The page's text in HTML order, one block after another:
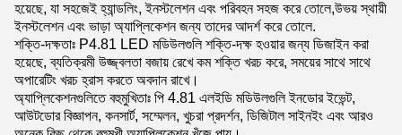
হয়েছে, যা সহজেই হ্যান্ডলিং, ইনস্টলেশন এবং পরিবহন সহজ করে তোলে,উভয় স্থায়ী
ইনস্টলেশন এবং ভাড়া অ্যাপ্লিকেশন জন্য তাদের আদর্শ করে তোলে.
শক্তি-দক্ষতাঃ P4.81 LED মডিউলগুলি শক্তি-দক্ষ হওয়ার জন্য ডিজাইন করা
হয়েছে, ব্যতিক্রমী উজ্জ্বলতা বজায় রেখে কম শক্তি খরচ করে, সময়ের সাথে সাথে
অপারেটিং খরচ হ্রাস করতে অবদান রাখে।
অ্যাপ্লিকেশনগুলিতে বহুমুখিতাঃ পি 4.81 এলইডি মডিউলগুলি ইনডোর ইভেন্ট,
আউটডোর বিজ্ঞাপন, কনসার্ট, সম্মেলন, খুচরা প্রদর্শন, ডিজিটাল সাইনইং এবং আরও